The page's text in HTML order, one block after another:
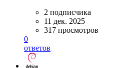
2 подписчика
11 дек. 2025
317 просмотров
0
ответов